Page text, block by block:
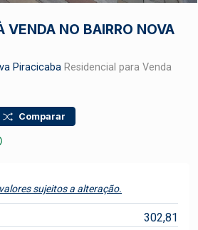
VENDA NO BAIRRO NOVA
Piracicaba Residencial para Venda
Comparar
valores sujeitos a alteração.
302,81